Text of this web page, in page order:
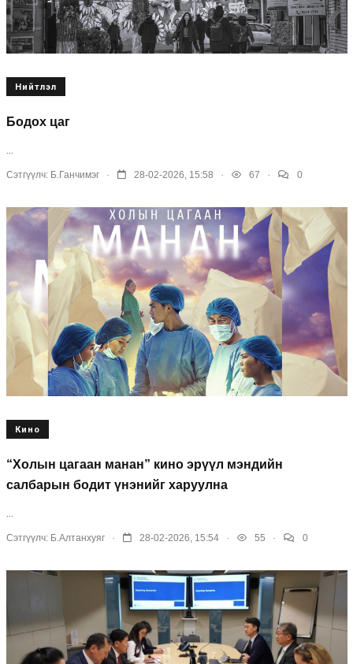
Нийтлэл
Бодох цаг
Сэтгүүлч: Б.Ганчимэг . 28-02-2026, 15:58 . 67 . 0
Кино
“Холын цагаан манан” кино эрүүл мэндийн
салбарын бодит үнэнийг харуулна
Сэтгүүлч: Б.Алтанхуяг . 28-02-2026, 15:54 . 55 . 0